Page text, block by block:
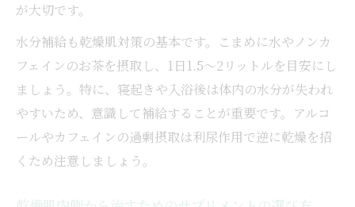
が大切です。
水分補給も乾燥肌対策の基本です。こまめに水やノンカ
フェインのお茶を摂取し、1日1.5〜2リットルを目安にし
ましょう。特に、寝起きや入浴後は体内の水分が失われ
やすいため、意識して補給することが重要です。アルコ
ールやカフェインの過剰摂取は利尿作用で逆に乾燥を招
くため注意しましょう。